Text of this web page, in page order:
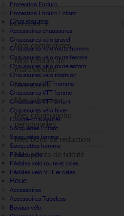
Protection Enduro
Protection Enduro Enfant
Chaussures
Accessoires chaussures
Chaussures vélo gravel
Chaussures vélo route homme
Chaussures vélo route femme
Chaussures vélo route enfant
Chaussures vélo triathlon
Chaussures VTT homme
Chaussures VTT femme
Chaussures VTT enfant
Chaussures vélo hiver
Couvre-chaussures
Socquettes Enfant
Socquettes femme
Socquettes homme
Pédales vélo
Pédales velo route et cales
Pédales velo VTT et cales
Roue
Accessoires
Accessoires Tubeless
Boyaux vélo
MON COMPTE
Mes commandes
Mes retours de
marchandise
Mes avoirs
Mes adresses
Mes informations
personnelles
Mes bons de réduction
Mes points de fidélité
Sign out